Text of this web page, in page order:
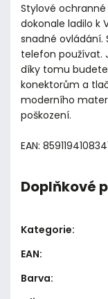
Stylové
dokonale ladilo k
snadné ovládání.
telefon používat.
díky tomu
konektorům a
moderního
poškození.
EAN:
Doplňkové
Kategorie:
EAN:
Barva: